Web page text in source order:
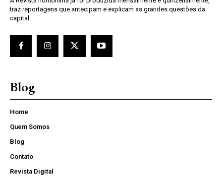
traz reportagens que antecipam e explicam as grandes questões da
capital.
Blog
Home
Quem Somos
Blog
Contato
Revista Digital